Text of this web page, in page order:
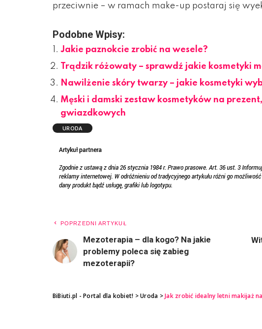
przeciwnie – w ramach make-up postaraj się
Podobne Wpisy:
Jakie paznokcie zrobić na wesele?
Trądzik różowaty – sprawdź jakie kosmetyki
Nawilżenie skóry twarzy – jakie kosmetyki
Męski i damski zestaw kosmetyków na
gwiazdkowych
URODA
POPRZEDNI ARTYKUŁ
Mezoterapia – dla kogo? Na jakie
problemy poleca się zabieg
mezoterapii?
BiBiuti.pl - Portal dla kobiet! >Uroda >Jak zrobić idealny letni makijaż